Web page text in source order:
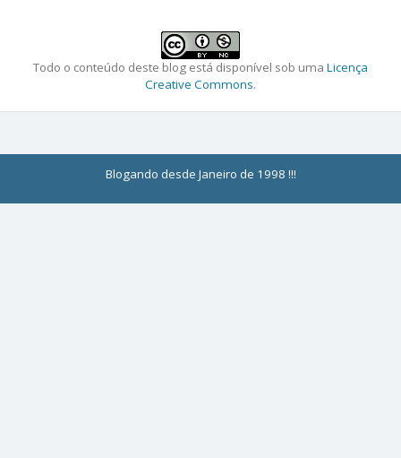
Todo o conteúdo deste blog está disponível sob uma Licença
Creative Commons.
Blogando desde Janeiro de 1998 !!!